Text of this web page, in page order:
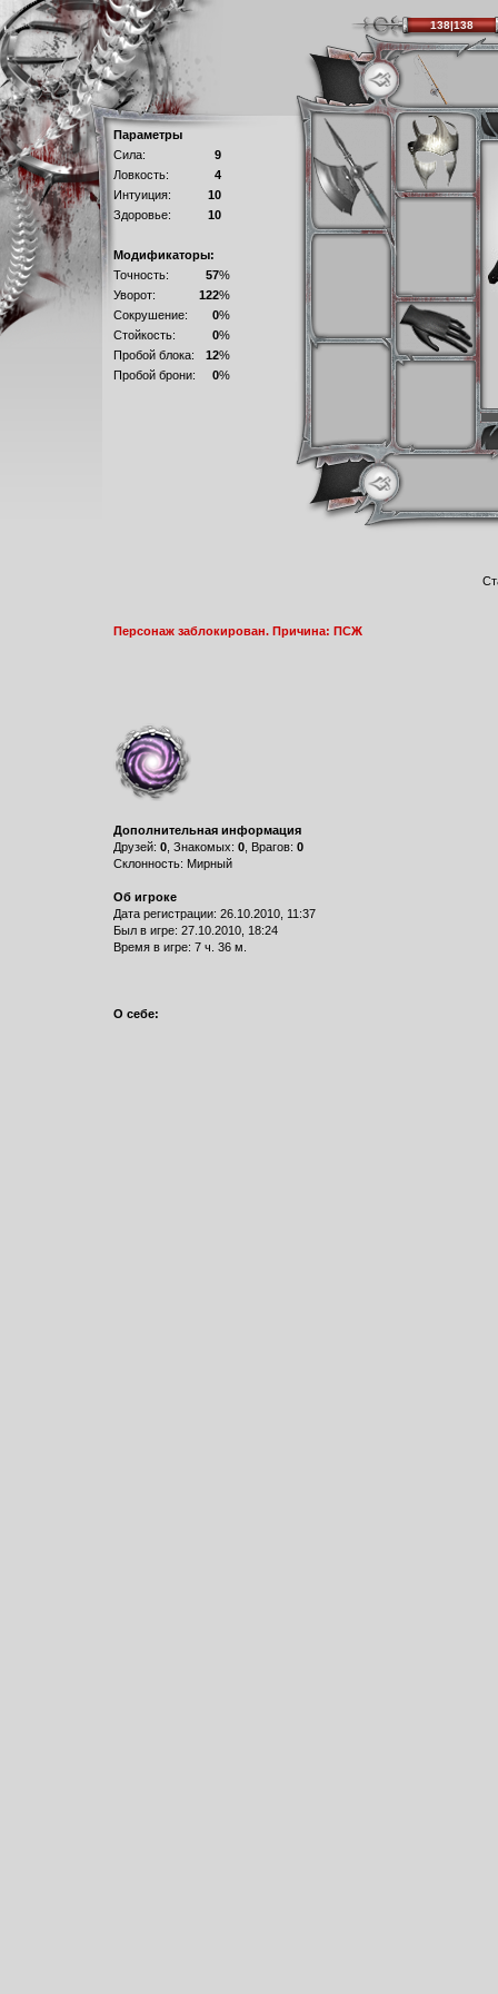
Параметры
Сила:
9
Ловкость:
4
Интуиция:
10
Здоровье:
10
Модификаторы:
Точность:
57%
Уворот:
122%
Сокрушение:
0%
Стойкость:
0%
Пробой блока:
12%
Пробой брони:
0%
Персонаж заблокирован. Причина: ПСЖ
Дополнительная информация
Друзей: 0, Знакомых: 0, Врагов: 0
Склонность: Мирный
Об игроке
Дата регистрации: 26.10.2010, 11:37
Был в игре: 27.10.2010, 18:24
Время в игре: 7 ч. 36 м.
О себе:
138|138